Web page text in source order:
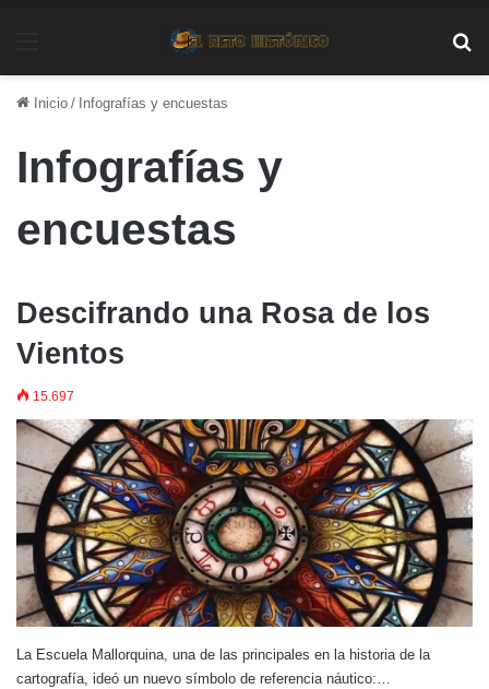
Inicio / Infografías y encuestas
Infografías y
encuestas
Descifrando una Rosa de los
Vientos
15.697
La Escuela Mallorquina, una de las principales en la historia de la
cartografía, ideó un nuevo símbolo de referencia náutico:…